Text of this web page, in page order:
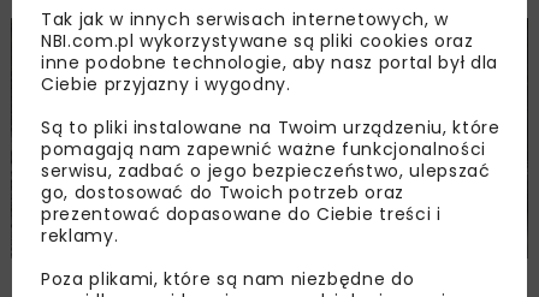
BUDOWNICTWO TUNELE WIADOMOŚCI
Tunel tramwajowy do Dworca
Tak jak w innych serwisach internetowych, w
NBI.com.pl wykorzystywane są pliki cookies oraz
inne podobne technologie, aby nasz portal był dla
Ciebie przyjazny i wygodny.
Są to pliki instalowane na Twoim urządzeniu, które
pomagają nam zapewnić ważne funkcjonalności
serwisu, zadbać o jego bezpieczeństwo, ulepszać
go, dostosować do Twoich potrzeb oraz
prezentować dopasowane do Ciebie treści i
reklamy.
Poza plikami, które są nam niezbędne do